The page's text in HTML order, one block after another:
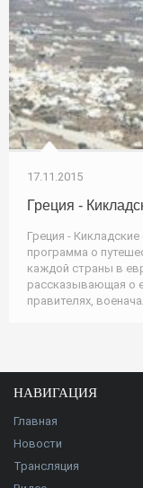
17.11.2015
Греция -
Греция -
программа о
каждой страны в
рассказывающая о
правителях,
НАВИГАЦИЯ
Главная
Новости
Трансляция